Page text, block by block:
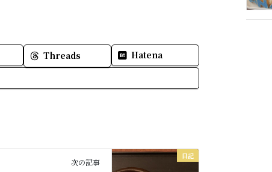
Threads
Hatena
日記
次の記事